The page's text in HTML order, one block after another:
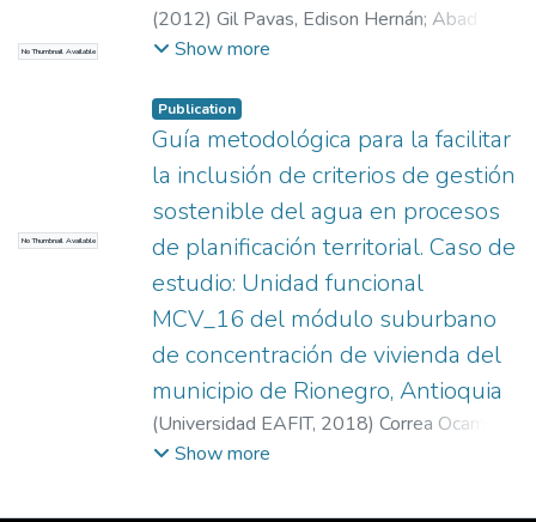
No Thumbnail Available
(2012) Gil Pavas, Edison Hernán; Abad
Restrepo, Ana Cristina
Restreppo (abad@eafit.edu.co)
Show more
No Thumbnail Available
Publication
Guía metodológica para la facilitar
la inclusión de criterios de gestión
sostenible del agua en procesos
de planificación territorial. Caso de
estudio: Unidad funcional
MCV_16 del módulo suburbano
de concentración de vivienda del
municipio de Rionegro, Antioquia
(Universidad EAFIT, 2018) Correa Ocampo,
John Alexander
Show more